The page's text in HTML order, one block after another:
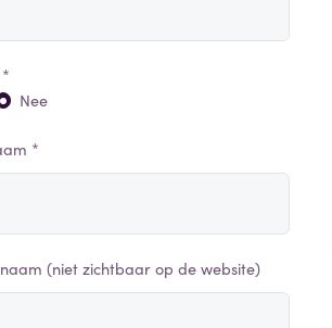
Nee
*
(niet zichtbaar op de website)